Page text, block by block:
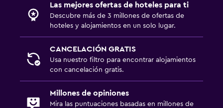
Las mejores ofertas de hoteles para ti
Descubre más de 3 millones de ofertas de
hoteles y alojamientos en un solo lugar.
CANCELACIÓN GRATIS
Usa nuestro filtro para encontrar alojamientos
con cancelación gratis.
Millones de opiniones
Mira las puntuaciones basadas en millones de